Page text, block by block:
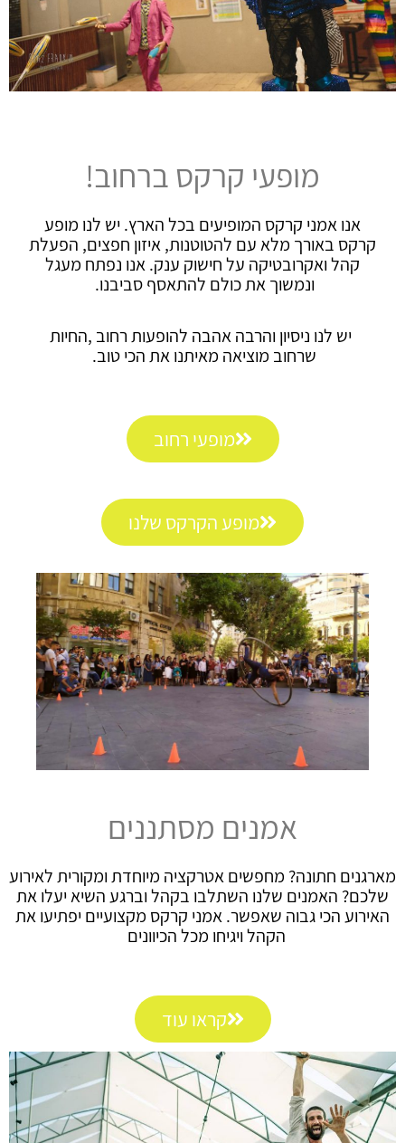
מופעי קרקס ברחוב!
אנו אמני קרקס המופיעים בכל הארץ. יש לנו מופע
קרקס באורך מלא עם להטוטנות, איזון חפצים, הפעלת
קהל ואקרובטיקה על חישוק ענק. אנו נפתח מעגל
ונמשוך את כולם להתאסף סביבנו.
יש לנו ניסיון והרבה אהבה להופעות רחוב ,החיות
שרחוב מוציאה מאיתנו את הכי טוב.
מופעי רחוב
מופע הקרקס שלנו
אמנים מסתננים
מארגנים חתונה? מחפשים אטרקציה מיוחדת ומקורית לאירוע
שלכם? האמנים שלנו השתלבו בקהל וברגע השיא יעלו את
האירוע הכי גבוה שאפשר. אמני קרקס מקצועיים יפתיעו את
הקהל ויגיחו מכל הכיוונים
קראו עוד